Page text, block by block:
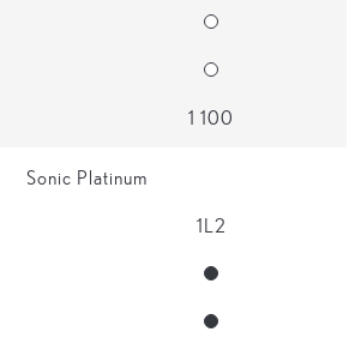
1 100
Sonic Platinum
1L2